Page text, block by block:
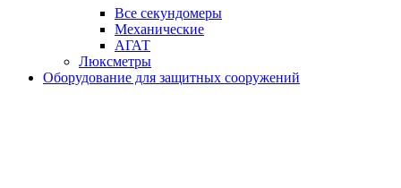
Все секундомеры
Механические
АГАТ
Люксметры
Оборудование для защитных сооружений